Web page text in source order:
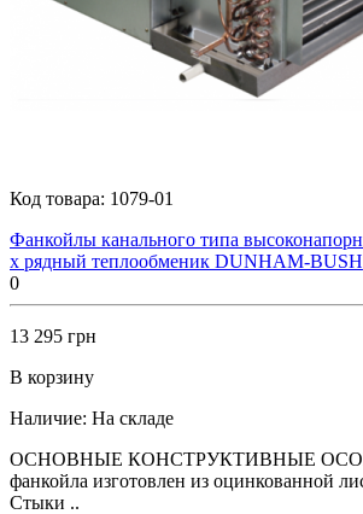
Код товара: 1079-01
Фанкойлы канального типа
х рядный теплообменик DUNHAM-BUSH
0
13 295 грн
В корзину
Наличие: На складе
ОСНОВНЫЕ КОНСТРУКТИВНЫЕ
фанкойла изготовлен из оцинкованной
Стыки ..